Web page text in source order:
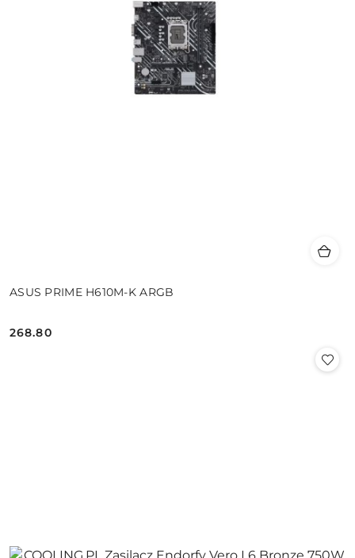
ASUS PRIME H610M-K ARGB
Cena:
268.80